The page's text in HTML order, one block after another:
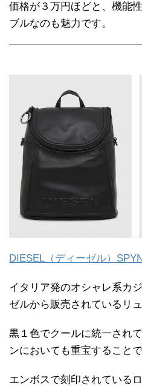
価格が３万円ほどと、機能
ブルなのも魅力です。
DIESEL（ディーゼル）
イタリア発のオシャレ系カ
ゼルから販売されているリ
黒１色でクールに統一され
ンにおいても重宝することで
エンボスで刻印されている